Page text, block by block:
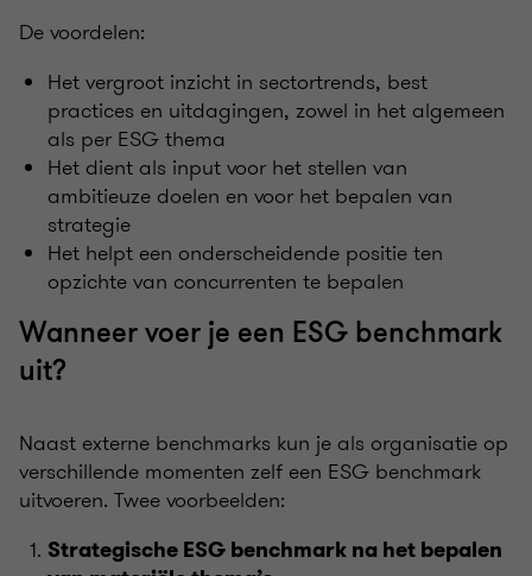
De voordelen:
Het vergroot inzicht in sectortrends, best
practices en uitdagingen, zowel in het algemeen
als per ESG thema
Het dient als input voor het stellen van
ambitieuze doelen en voor het bepalen van
strategie
Het helpt een onderscheidende positie ten
opzichte van concurrenten te bepalen
Wanneer voer je een ESG benchmark
uit?
Naast externe benchmarks kun je als organisatie op
verschillende momenten zelf een ESG benchmark
uitvoeren. Twee voorbeelden:
Strategische ESG benchmark na het bepalen